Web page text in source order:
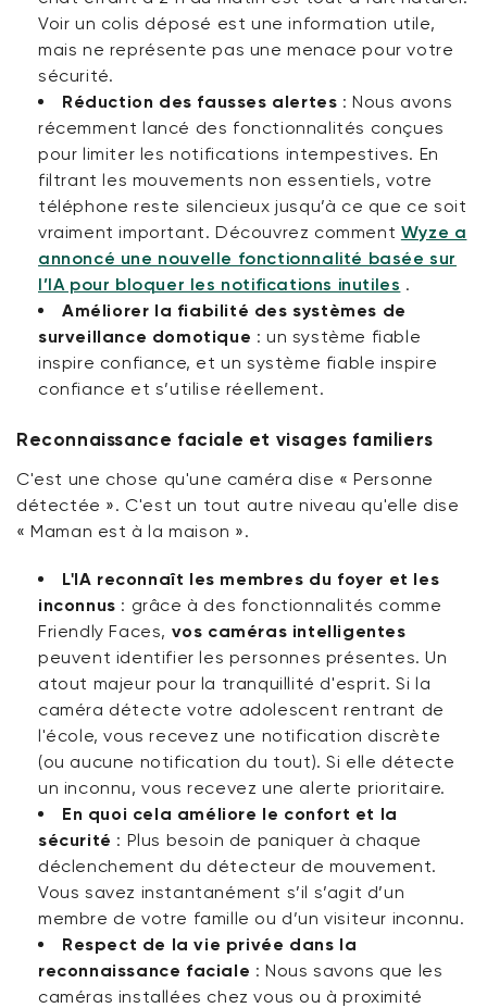
Voir un colis déposé est une information utile,
mais ne représente pas une menace pour votre
sécurité.
Réduction des fausses alertes : Nous avons
récemment lancé des fonctionnalités conçues
pour limiter les notifications intempestives. En
filtrant les mouvements non essentiels, votre
téléphone reste silencieux jusqu’à ce que ce soit
vraiment important. Découvrez comment Wyze a
annoncé une nouvelle fonctionnalité basée sur
l’IA pour bloquer les notifications inutiles .
Améliorer la fiabilité des systèmes de
surveillance domotique : un système fiable
inspire confiance, et un système fiable inspire
confiance et s’utilise réellement.
Reconnaissance faciale et visages familiers
C'est une chose qu'une caméra dise « Personne
détectée ». C'est un tout autre niveau qu'elle dise
« Maman est à la maison ».
L'IA reconnaît les membres du foyer et les
inconnus : grâce à des fonctionnalités comme
Friendly Faces, vos caméras intelligentes
peuvent identifier les personnes présentes. Un
atout majeur pour la tranquillité d'esprit. Si la
caméra détecte votre adolescent rentrant de
l'école, vous recevez une notification discrète
(ou aucune notification du tout). Si elle détecte
un inconnu, vous recevez une alerte prioritaire.
En quoi cela améliore le confort et la
sécurité : Plus besoin de paniquer à chaque
déclenchement du détecteur de mouvement.
Vous savez instantanément s’il s’agit d’un
membre de votre famille ou d’un visiteur inconnu.
Respect de la vie privée dans la
reconnaissance faciale : Nous savons que les
caméras installées chez vous ou à proximité